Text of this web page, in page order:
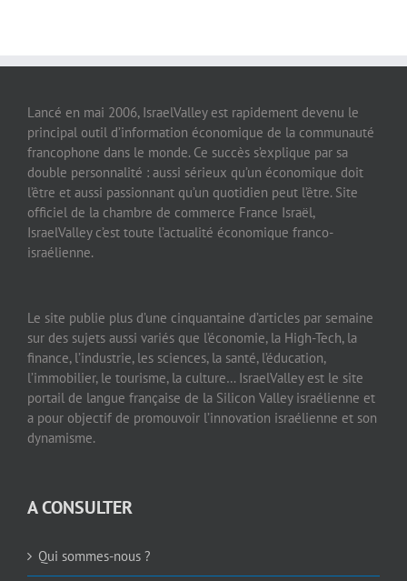
Lancé en mai 2006, IsraelValley est rapidement devenu le
principal outil d’information économique de la communauté
francophone dans le monde. Ce succès s’explique par sa
double personnalité : aussi sérieux qu’un économique doit
l’être et aussi passionnant qu’un quotidien peut l’être. Site
officiel de la chambre de commerce France Israël,
IsraelValley c’est toute l’actualité économique franco-
israélienne.
Le site publie plus d’une cinquantaine d’articles par semaine
sur des sujets aussi variés que l’économie, la High-Tech, la
finance, l’industrie, les sciences, la santé, l’éducation,
l’immobilier, le tourisme, la culture… IsraelValley est le site
portail de langue française de la Silicon Valley israélienne et
a pour objectif de promouvoir l’innovation israélienne et son
dynamisme.
A CONSULTER
Qui sommes-nous ?